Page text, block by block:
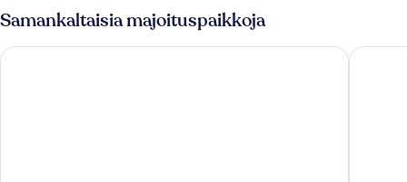
Samankaltaisia majoituspaikkoja
Star Beach Village and Water Park Stella